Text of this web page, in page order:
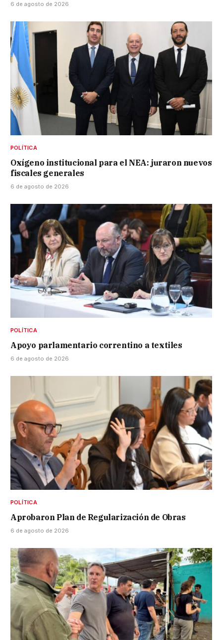
6 de agosto de 2026
POLÍTICA
Oxígeno institucional para el NEA: juraron nuevos
fiscales generales
6 de agosto de 2026
POLÍTICA
Apoyo parlamentario correntino a textiles
6 de agosto de 2026
POLÍTICA
Aprobaron Plan de Regularización de Obras
6 de agosto de 2026